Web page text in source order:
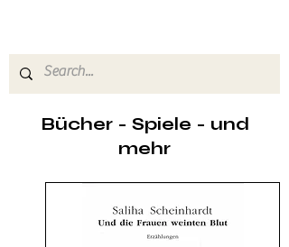
Bücher - Spiele - und
mehr